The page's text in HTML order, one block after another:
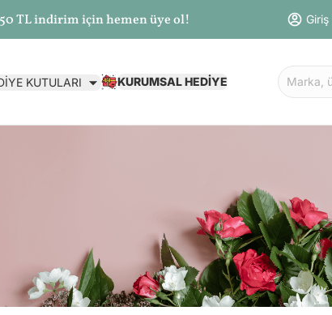
TL indirim için hemen üye ol!
KUTULARI KURUMSAL HEDİYE